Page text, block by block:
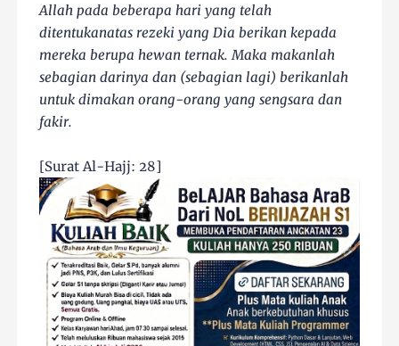
Allah pada beberapa hari yang telah
ditentukanatas rezeki yang Dia berikan kepada
mereka berupa hewan ternak. Maka makanlah
sebagian darinya dan (sebagian lagi) berikanlah
untuk dimakan orang-orang yang sengsara dan
fakir.
[Surat Al-Hajj: 28]